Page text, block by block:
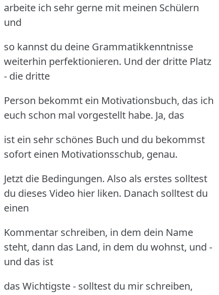
arbeite ich sehr gerne mit meinen Schülern
und
so kannst du deine Grammatikkenntnisse
weiterhin perfektionieren. Und der dritte Platz
- die dritte
Person bekommt ein Motivationsbuch, das ich
euch schon mal vorgestellt habe. Ja, das
ist ein sehr schönes Buch und du bekommst
sofort einen Motivationsschub, genau.
Jetzt die Bedingungen. Also als erstes solltest
du dieses Video hier liken. Danach solltest du
einen
Kommentar schreiben, in dem dein Name
steht, dann das Land, in dem du wohnst, und -
und das ist
das Wichtigste - solltest du mir schreiben,